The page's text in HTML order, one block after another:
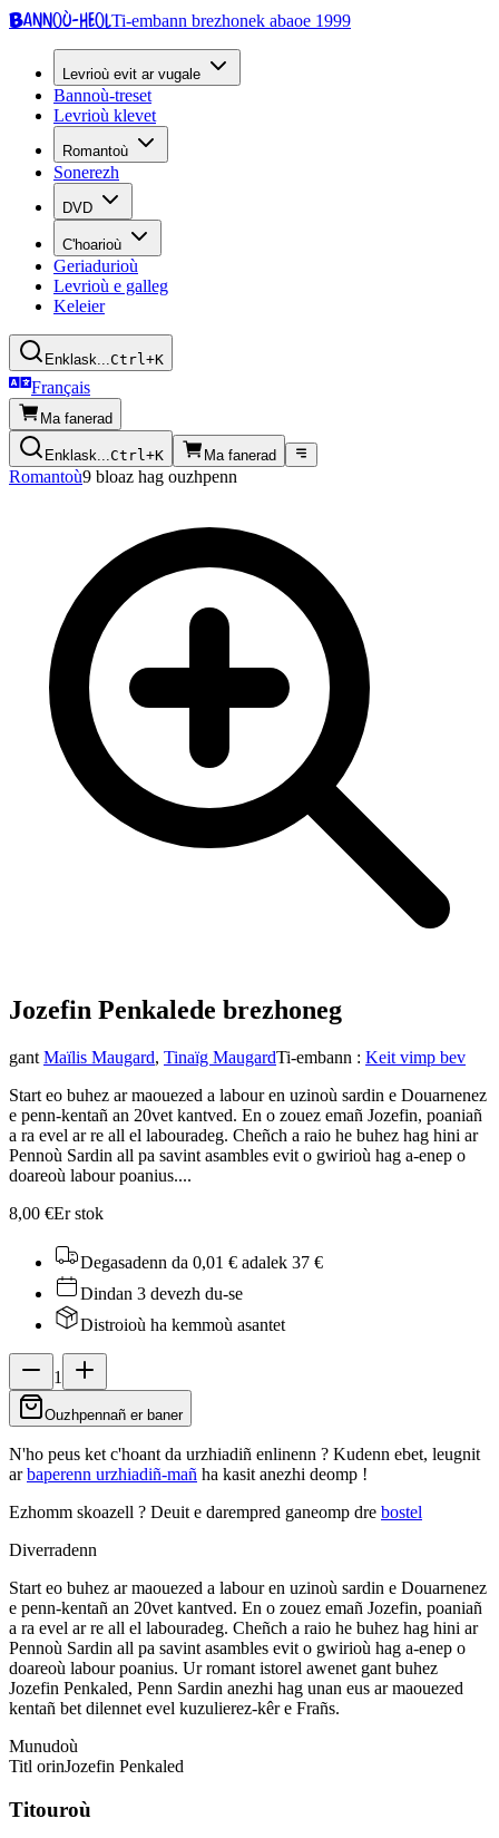
Bannoù-heolTi-embann brezhonek abaoe 1999
Levrioù evit ar vugale
Bannoù-treset
Levrioù klevet
Romantoù
Sonerezh
DVD
C'hoarioù
Geriadurioù
Levrioù e galleg
Keleier
Enklask...Ctrl+K
Français
Ma fanerad
Enklask...Ctrl+K Ma fanerad
Romantoù9 bloaz hag ouzhpenn
Jozefin Penkalede brezhoneg
gant Maïlis Maugard, Tinaïg MaugardTi-embann : Keit vimp bev
Start eo buhez ar maouezed a labour en uzinoù sardin e Douarnenez
e penn-kentañ an 20vet kantved. En o zouez emañ Jozefin, poaniañ
a ra evel ar re all el labouradeg. Cheñch a raio he buhez hag hini ar
Pennoù Sardin all pa savint asambles evit o gwirioù hag a-enep o
doareoù labour poanius....
8,00 €Er stok
Degasadenn da 0,01 € adalek 37 €
Dindan 3 devezh du-se
Distroioù ha kemmoù asantet
1
Ouzhpennañ er baner
N'ho peus ket c'hoant da urzhiadiñ enlinenn ? Kudenn ebet, leugnit
arbaperenn urzhiadiñ-mañ ha kasit anezhi deomp !
Ezhomm skoazell ? Deuit e darempred ganeomp dre bostel
Diverradenn
Start eo buhez ar maouezed a labour en uzinoù sardin e Douarnenez
e penn-kentañ an 20vet kantved. En o zouez emañ Jozefin, poaniañ
a ra evel ar re all el labouradeg. Cheñch a raio he buhez hag hini ar
Pennoù Sardin all pa savint asambles evit o gwirioù hag a-enep o
doareoù labour poanius. Ur romant istorel awenet gant buhez
Jozefin Penkaled, Penn Sardin anezhi hag unan eus ar maouezed
kentañ bet dilennet evel kuzulierez-kêr e Frañs.
Munudoù
Titl orinJozefin Penkaled
Titouroù